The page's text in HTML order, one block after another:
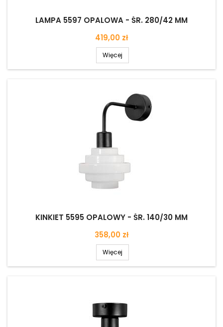
LAMPA 5597 OPALOWA - ŚR. 280/42 MM
Cena
419,00 zł
Więcej
KINKIET 5595 OPALOWY - ŚR. 140/30 MM
Cena
358,00 zł
Więcej